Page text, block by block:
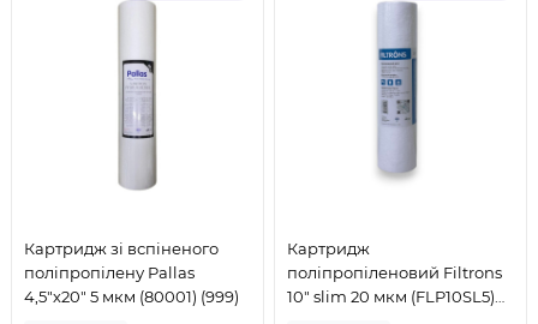
Картридж зі вспіненого
поліпропілену Pallas
4,5"х20" 5 мкм (80001) (999)
Картридж
поліпропіленовий Filtrons
10" slim 20 мкм (FLP10SL5)